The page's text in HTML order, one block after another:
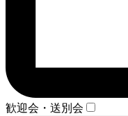
歓迎会・送別会